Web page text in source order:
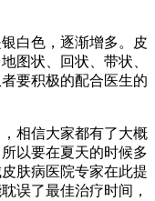
白色，逐渐增多。皮
图状、回状、带状、
要积极的配合医生的
相信大家都有了大概
以要在夏天的时候多
肤病医院专家在此提
误了最佳治疗时间，